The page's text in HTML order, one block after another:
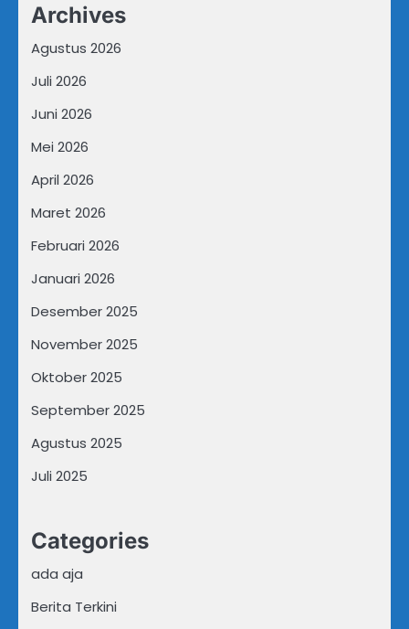
Archives
Agustus 2026
Juli 2026
Juni 2026
Mei 2026
April 2026
Maret 2026
Februari 2026
Januari 2026
Desember 2025
November 2025
Oktober 2025
September 2025
Agustus 2025
Juli 2025
Categories
ada aja
Berita Terkini